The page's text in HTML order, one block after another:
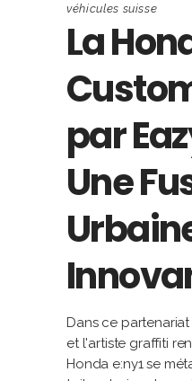
véhicules suisse
La
par
Une
Dans ce
et l'artiste graffiti
Honda e:ny1 se